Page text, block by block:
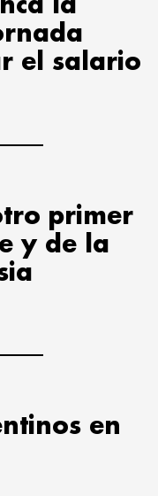
la
el salario
primer
y de la
en